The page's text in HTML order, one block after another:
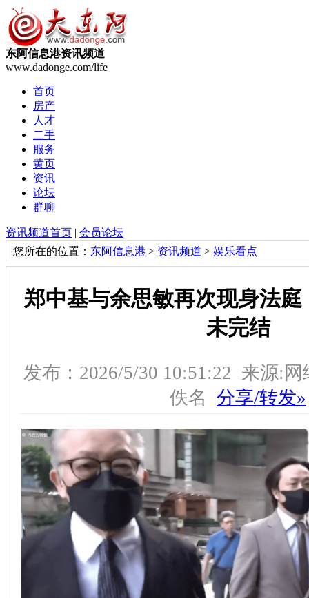
东阿信息港资讯频道
www.dadonge.com/life
首页
房产
人才
二手
服务
黄页
资讯
论坛
群聊
资讯频道首页 | 会员论坛
您所在的位置： 东阿信息港 > 资讯频道 > 娱乐看点
郑中基与余思敏再次现身法
未完结
发布：2026/5/30 10:51:22 来源:
佚名 分享/转发»